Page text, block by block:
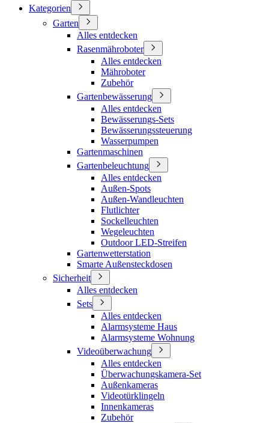
Kategorien
Garten
Alles entdecken
Rasenmähroboter
Alles entdecken
Mähroboter
Zubehör
Gartenbewässerung
Alles entdecken
Bewässerungs-Sets
Bewässerungssteuerung
Wasserpumpen
Gartenmaschinen
Gartenbeleuchtung
Alles entdecken
Außen-Spots
Außen-Wandleuchten
Flutlichter
Sockelleuchten
Wegeleuchten
Outdoor LED-Streifen
Gartenwetterstation
Smarte Außensteckdosen
Sicherheit
Alles entdecken
Sets
Alles entdecken
Alarmsysteme Haus
Alarmsysteme Wohnung
Videoüberwachung
Alles entdecken
Überwachungskamera-Set
Außenkameras
Videotürklingeln
Innenkameras
Zubehör